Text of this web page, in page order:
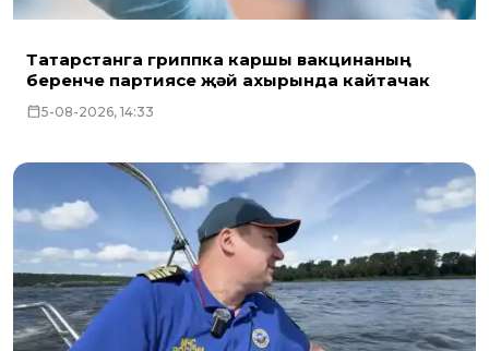
Татарстанга гриппка каршы вакцинаның
беренче партиясе җәй ахырында кайтачак
5-08-2026, 14:33